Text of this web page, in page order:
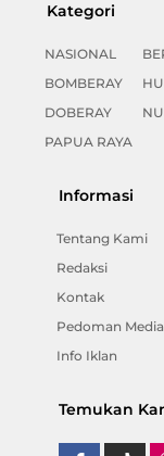
Kategori
NASIONAL
BOMBERAY
DOBERAY
PAPUA RAYA
Informasi
Tentang Kami
Redaksi
Kontak
Pedoman
Info Iklan
Temukan